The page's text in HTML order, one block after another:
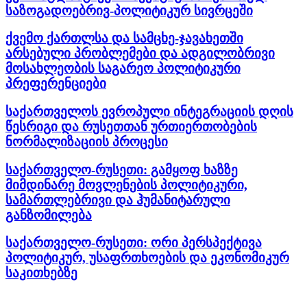
საზოგადოებრივ-პოლიტიკურ სივრცეში
ქვემო ქართლსა და სამცხე-ჯავახეთში
არსებული პრობლემები და ადგილობრივი
მოსახლეობის საგარეო პოლიტიკური
პრეფერენციები
საქართველოს ევროპული ინტეგრაციის დღის
წესრიგი და რუსეთთან ურთიერთობების
ნორმალიზაციის პროცესი
საქართველო-რუსეთი: გამყოფ ხაზზე
მიმდინარე მოვლენების პოლიტიკური,
სამართლებრივი და ჰუმანიტარული
განზომილება
საქართველო-რუსეთი: ორი პერსპექტივა
პოლიტიკურ, უსაფრთხოების და ეკონომიკურ
საკითხებზე